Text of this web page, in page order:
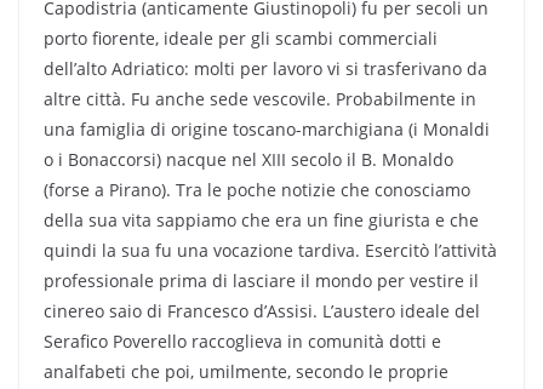
Capodistria (anticamente Giustinopoli) fu per secoli un
porto fiorente, ideale per gli scambi commerciali
dell’alto Adriatico: molti per lavoro vi si trasferivano da
altre città. Fu anche sede vescovile. Probabilmente in
una famiglia di origine toscano-marchigiana (i Monaldi
o i Bonaccorsi) nacque nel XIII secolo il B. Monaldo
(forse a Pirano). Tra le poche notizie che conosciamo
della sua vita sappiamo che era un fine giurista e che
quindi la sua fu una vocazione tardiva. Esercitò l’attività
professionale prima di lasciare il mondo per vestire il
cinereo saio di Francesco d’Assisi. L’austero ideale del
Serafico Poverello raccoglieva in comunità dotti e
analfabeti che poi, umilmente, secondo le proprie